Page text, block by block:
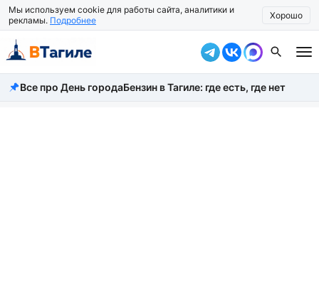
Мы используем cookie для работы сайта, аналитики и
рекламы. Подробнее Хорошо
Все новости
Все про День городаБензин в Тагиле: где есть, где нет